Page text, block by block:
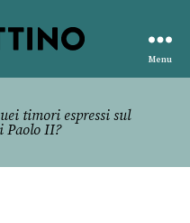
Menu
timori espressi sul
Paolo II?